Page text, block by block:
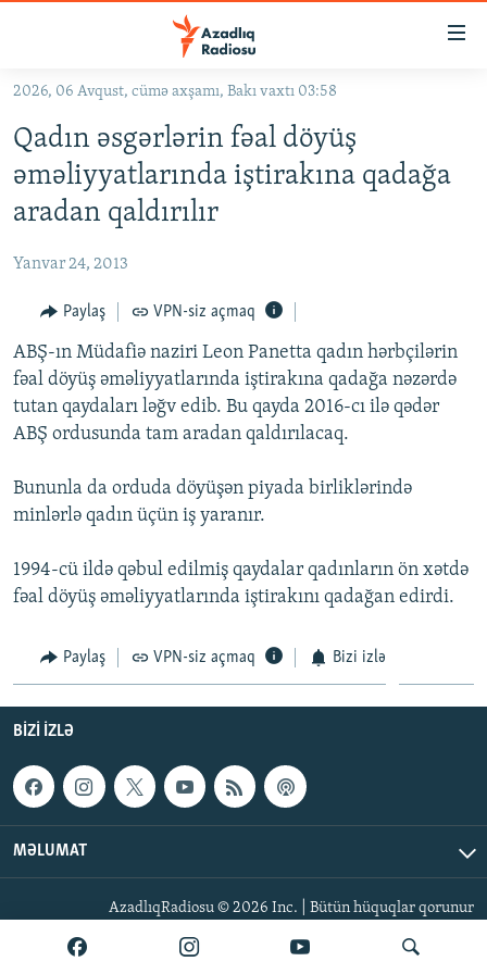
Əsas
qayıt
Əsas
naviqasiyaya
qayıt
#İZAHLA
KORRUPSIOMETR
FƏRQƏ BAX
QANUNI DOĞRU
ARAŞDIRMA
MULTIMEDIA
VIDEO
İNFOQRAFIKA
RADIO ARXIV
AZƏRBAYCAN ƏDƏBIYYATI KITABXANASI
İZ - MƏDƏNIYYƏT PROQRAMI
MISSIYAMIZ
MATERIALLARIMIZDAN ISTIFADƏ
BIZIMLƏ ƏLAQƏ
XƏBƏR BÜLLETENLƏRIMIZ
BIZI IZLƏ
2026, 06 Avqust, cümə axşamı, Bakı vaxtı 03:58
Qadın əsgərlərin fəal döyüş
əməliyyatlarında iştirakına qadağa
aradan qaldırılır
Yanvar 24, 2013
Paylaş VPN-siz açmaq
ABŞ-ın Müdafiə naziri Leon Panetta qadın hərbçilərin
fəal döyüş əməliyyatlarında iştirakına qadağa nəzərdə
tutan qaydaları ləğv edib. Bu qayda 2016-cı ilə qədər
ABŞ ordusunda tam aradan qaldırılacaq.
Bununla da orduda döyüşən piyada birliklərində
minlərlə qadın üçün iş yaranır.
1994-cü ildə qəbul edilmiş qaydalar qadınların ön xətdə
fəal döyüş əməliyyatlarında iştirakını qadağan edirdi.
Paylaş VPN-siz açmaq Bizi izlə
BIZI IZLƏ
MƏLUMAT
AzadlıqRadiosu © 2026 Inc. | Bütün hüquqlar qorunur